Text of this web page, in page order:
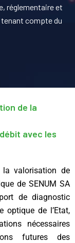
réglementaire et
tenant compte du
de la
avec les
la valorisation de
de SENUM SA
de diagnostic
optique de l’Etat,
nécessaires
futures des